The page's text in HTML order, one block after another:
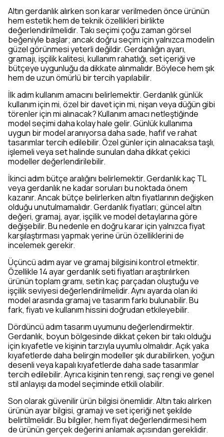
Altın gerdanlık alırken son karar verilmeden önce ürünün
hem estetik hem de teknik özellikleri birlikte
değerlendirilmelidir. Takı seçimi çoğu zaman görsel
beğeniyle başlar; ancak doğru seçim için yalnızca modelin
güzel görünmesi yeterli değildir. Gerdanlığın ayarı,
gramajı, işçilik kalitesi, kullanım rahatlığı, set içeriği ve
bütçeye uygunluğu da dikkate alınmalıdır. Böylece hem şık
hem de uzun ömürlü bir tercih yapılabilir.
İlk adım kullanım amacını belirlemektir. Gerdanlık günlük
kullanım için mi, özel bir davet için mi, nişan veya düğün gibi
törenler için mi alınacak? Kullanım amacı netleştiğinde
model seçimi daha kolay hale gelir. Günlük kullanıma
uygun bir model aranıyorsa daha sade, hafif ve rahat
tasarımlar tercih edilebilir. Özel günler için alınacaksa taşlı,
işlemeli veya set halinde sunulan daha dikkat çekici
modeller değerlendirilebilir.
İkinci adım bütçe aralığını belirlemektir. Gerdanlık kaç TL
veya gerdanlık ne kadar soruları bu noktada önem
kazanır. Ancak bütçe belirlerken altın fiyatlarının değişken
olduğu unutulmamalıdır. Gerdanlık fiyatları; güncel altın
değeri, gramaj, ayar, işçilik ve model detaylarına göre
değişebilir. Bu nedenle en doğru karar için yalnızca fiyat
karşılaştırması yapmak yerine ürün özelliklerini de
incelemek gerekir.
Üçüncü adım ayar ve gramaj bilgisini kontrol etmektir.
Özellikle 14 ayar gerdanlık seti fiyatları araştırılırken
ürünün toplam gramı, setin kaç parçadan oluştuğu ve
işçilik seviyesi değerlendirilmelidir. Aynı ayarda olan iki
model arasında gramaj ve tasarım farkı bulunabilir. Bu
fark, fiyatı ve kullanım hissini doğrudan etkileyebilir.
Dördüncü adım tasarım uyumunu değerlendirmektir.
Gerdanlık, boyun bölgesinde dikkat çeken bir takı olduğu
için kıyafetle ve kişinin tarzıyla uyumlu olmalıdır. Açık yaka
kıyafetlerde daha belirgin modeller şık durabilirken, yoğun
desenli veya kapalı kıyafetlerde daha sade tasarımlar
tercih edilebilir. Ayrıca kişinin ten rengi, saç rengi ve genel
stil anlayışı da model seçiminde etkili olabilir.
Son olarak güvenilir ürün bilgisi önemlidir. Altın takı alırken
ürünün ayar bilgisi, gramajı ve set içeriği net şekilde
belirtilmelidir. Bu bilgiler, hem fiyat değerlendirmesi hem
de ürünün gerçek değerini anlamak açısından gereklidir.